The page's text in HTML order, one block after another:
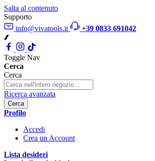
Salta al contenuto
Supporto
info@vivatools.it
+39 0833 691042
Toggle Nav
Cerca
Cerca
Ricerca avanzata
Cerca
Profilo
Accedi
Crea un Account
Lista desideri